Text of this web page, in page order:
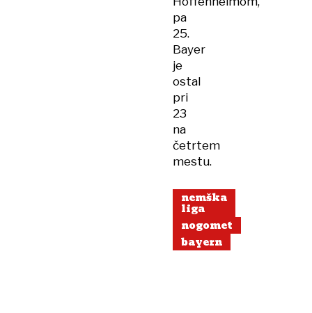
pa
25.
Bayer
je
ostal
pri
23
na
četrtem
mestu.
nemška
liga
nogomet
bayern